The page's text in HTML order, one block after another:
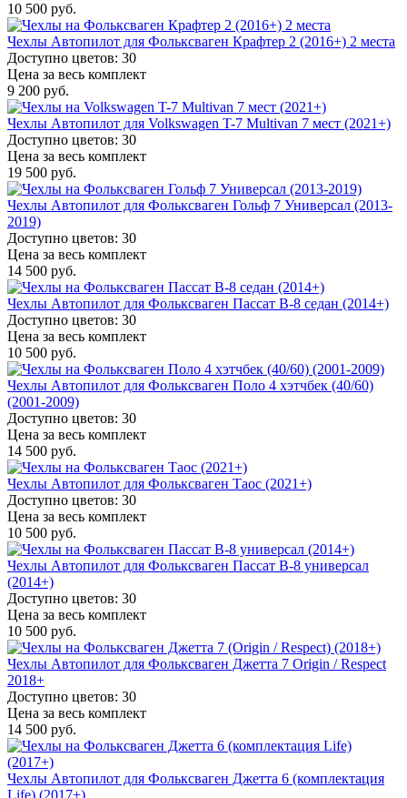
10 500 руб.
Чехлы Автопилот для Фольксваген Крафтер 2 (2016+) 2 места
Доступно цветов: 30
Цена за весь комплект
9 200 руб.
Чехлы Автопилот для Volkswagen T-7 Multivan 7 мест (2021+)
Доступно цветов: 30
Цена за весь комплект
19 500 руб.
Чехлы Автопилот для Фольксваген Гольф 7 Универсал (2013-
2019)
Доступно цветов: 30
Цена за весь комплект
14 500 руб.
Чехлы Автопилот для Фольксваген Пассат B-8 седан (2014+)
Доступно цветов: 30
Цена за весь комплект
10 500 руб.
Чехлы Автопилот для Фольксваген Поло 4 хэтчбек (40/60)
(2001-2009)
Доступно цветов: 30
Цена за весь комплект
14 500 руб.
Чехлы Автопилот для Фольксваген Таос (2021+)
Доступно цветов: 30
Цена за весь комплект
10 500 руб.
Чехлы Автопилот для Фольксваген Пассат B-8 универсал
(2014+)
Доступно цветов: 30
Цена за весь комплект
10 500 руб.
Чехлы Автопилот для Фольксваген Джетта 7 Origin / Respect
2018+
Доступно цветов: 30
Цена за весь комплект
14 500 руб.
Чехлы Автопилот для Фольксваген Джетта 6 (комплектация
Life) (2017+)